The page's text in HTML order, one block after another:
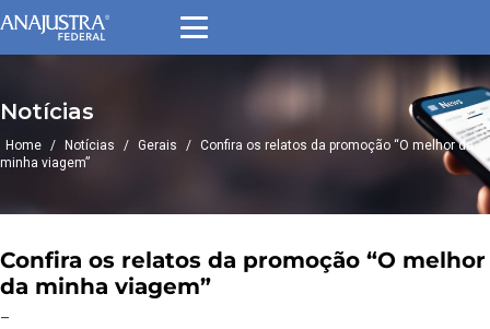
Notícias
Home / Notícias / Gerais / Confira os relatos da promoção “O melhor da
minha viagem”
Confira os relatos da promoção “O melhor
da minha viagem”
–